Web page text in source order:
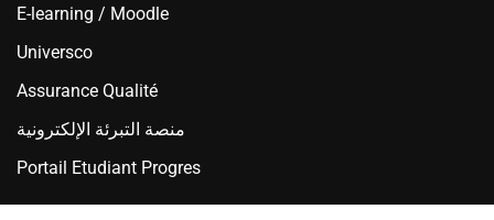
E-learning / Moodle
Universco
Assurance Qualité
منصة التبرئة الإلكترونية
Portail Etudiant Progres